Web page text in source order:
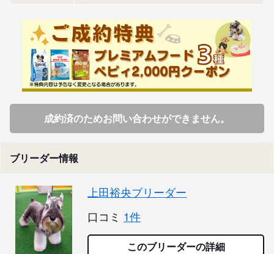
成約済のためお問い合わせができません。
ブリーダー情報
上田裕央ブリーダー
口コミ 1件
このブリーダーの詳細